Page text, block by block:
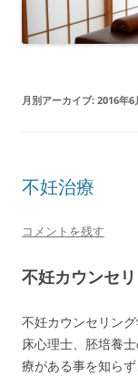
月別アーカイブ: 2016年6
不妊治療
コメントを残す
不妊カウンセ
不妊カウンセリン
床心理士、胚培養
療がある事を知ら